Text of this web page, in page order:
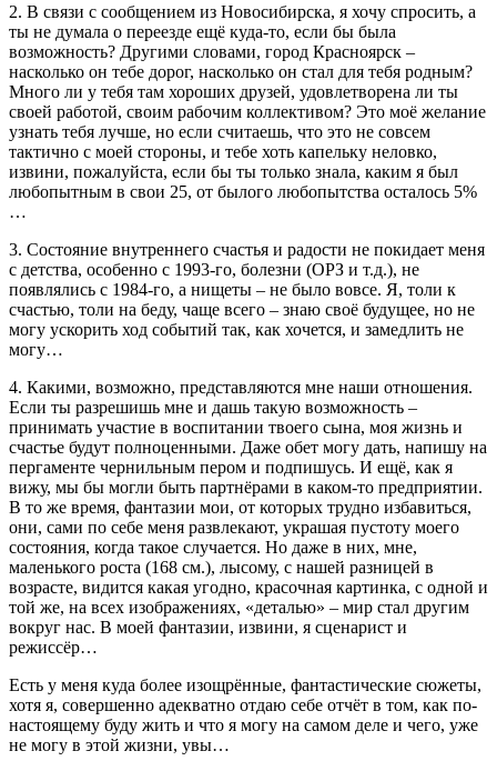
2. В связи с сообщением из Новосибирска, я хочу спросить, а
ты не думала о переезде ещё куда-то, если бы была
возможность? Другими словами, город Красноярск –
насколько он тебе дорог, насколько он стал для тебя родным?
Много ли у тебя там хороших друзей, удовлетворена ли ты
своей работой, своим рабочим коллективом? Это моё желание
узнать тебя лучше, но если считаешь, что это не совсем
тактично с моей стороны, и тебе хоть капельку неловко,
извини, пожалуйста, если бы ты только знала, каким я был
любопытным в свои 25, от былого любопытства осталось 5%
…
3. Состояние внутреннего счастья и радости не покидает меня
с детства, особенно с 1993-го, болезни (ОРЗ и т.д.), не
появлялись с 1984-го, а нищеты – не было вовсе. Я, толи к
счастью, толи на беду, чаще всего – знаю своё будущее, но не
могу ускорить ход событий так, как хочется, и замедлить не
могу…
4. Какими, возможно, представляются мне наши отношения.
Если ты разрешишь мне и дашь такую возможность –
принимать участие в воспитании твоего сына, моя жизнь и
счастье будут полноценными. Даже обет могу дать, напишу на
пергаменте чернильным пером и подпишусь. И ещё, как я
вижу, мы бы могли быть партнёрами в каком-то предприятии.
В то же время, фантазии мои, от которых трудно избавиться,
они, сами по себе меня развлекают, украшая пустоту моего
состояния, когда такое случается. Но даже в них, мне,
маленького роста (168 см.), лысому, с нашей разницей в
возрасте, видится какая угодно, красочная картинка, с одной и
той же, на всех изображениях, «деталью» – мир стал другим
вокруг нас. В моей фантазии, извини, я сценарист и
режиссёр…
Есть у меня куда более изощрённые, фантастические сюжеты,
хотя я, совершенно адекватно отдаю себе отчёт в том, как по-
настоящему буду жить и что я могу на самом деле и чего, уже
не могу в этой жизни, увы…